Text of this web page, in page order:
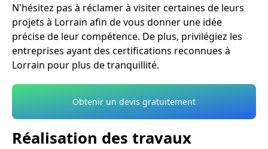
N'hésitez pas à réclamer à visiter certaines de leurs
projets à Lorrain afin de vous donner une idée
précise de leur compétence. De plus, privilégiez les
entreprises ayant des certifications reconnues à
Lorrain pour plus de tranquillité.
Obtenir un devis gratuitement
Réalisation des travaux